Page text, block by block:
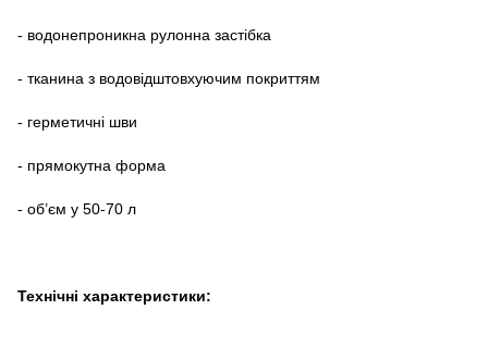
- водонепроникна рулонна застібка
- тканина з водовідштовхуючим покриттям
- герметичні шви
- прямокутна форма
- об’єм у 50-70 л
Технічні характеристики: